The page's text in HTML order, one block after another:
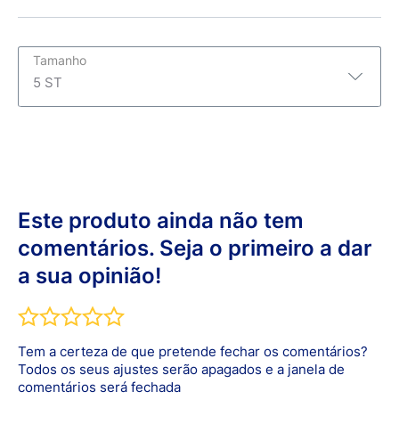
Tamanho
5 ST
8 x 10cm 5 Pieces
Este produto ainda não tem
comentários. Seja o primeiro a dar
a sua opinião!
Tem a certeza de que pretende fechar os comentários?
Todos os seus ajustes serão apagados e a janela de
comentários será fechada